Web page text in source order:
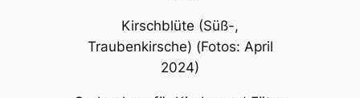
Im Südwesten des Waldfriedhofs befindet
sich das Grab der Familie Schlereth, und